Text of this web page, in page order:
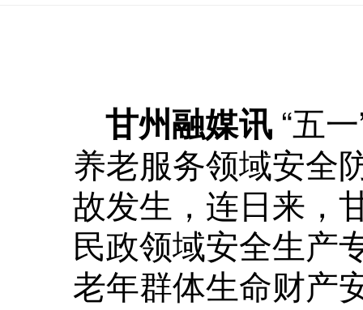
甘州融媒讯“五
养老服务领域安全
故发生，连日来，
民政领域安全生产
老年群体生命财产